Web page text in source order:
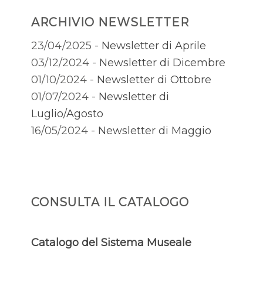
ARCHIVIO NEWSLETTER
23/04/2025 - Newsletter di Aprile
03/12/2024 - Newsletter di Dicembre
01/10/2024 - Newsletter di Ottobre
01/07/2024 - Newsletter di
Luglio/Agosto
16/05/2024 - Newsletter di Maggio
CONSULTA IL CATALOGO
Catalogo del Sistema Museale